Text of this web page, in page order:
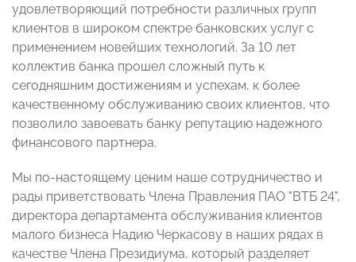
удовлетворяющий потребности различных групп
клиентов в широком спектре банковских услуг с
применением новейших технологий. За 10 лет
коллектив банка прошел сложный путь к
сегодняшним достижениям и успехам, к более
качественному обслуживанию своих клиентов, что
позволило завоевать банку репутацию надежного
финансового партнера.
Мы по-настоящему ценим наше сотрудничество и
рады приветствовать Члена Правления ПАО "ВТБ 24",
директора департамента обслуживания клиентов
малого бизнеса Надию Черкасову в наших рядах в
качестве Члена Президиума, который разделяет